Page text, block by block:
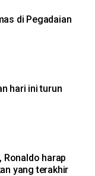
di Pegadaian
hari ini turun
Ronaldo harap
yang terakhir